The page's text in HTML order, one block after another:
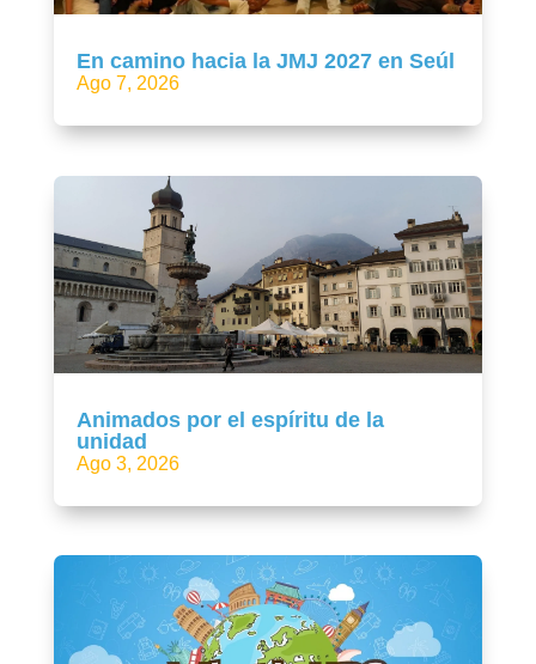
En camino hacia la JMJ 2027 en Seúl
Ago 7, 2026
Animados por el espíritu de la
unidad
Ago 3, 2026